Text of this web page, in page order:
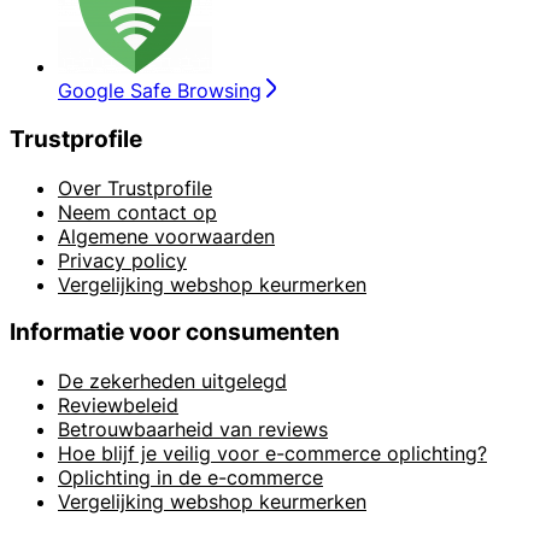
Google Safe Browsing
Trustprofile
Over Trustprofile
Neem contact op
Algemene voorwaarden
Privacy policy
Vergelijking webshop keurmerken
Informatie voor consumenten
De zekerheden uitgelegd
Reviewbeleid
Betrouwbaarheid van reviews
Hoe blijf je veilig voor e-commerce oplichting?
Oplichting in de e-commerce
Vergelijking webshop keurmerken